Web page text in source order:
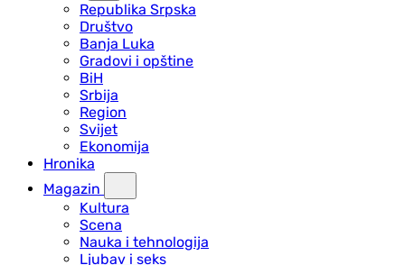
Republika Srpska
Društvo
Banja Luka
Gradovi i opštine
BiH
Srbija
Region
Svijet
Ekonomija
Hronika
Magazin
Kultura
Scena
Nauka i tehnologija
Ljubav i seks